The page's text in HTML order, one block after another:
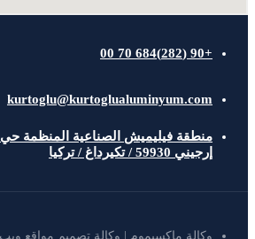
+90 (282)684 70 00
kurtoglu@kurtoglualuminyum.com
إرجيني 59930 / تكيرداغ / تركيا
وكالة ماكسيموم | وكالة تصميم مواقع ويب